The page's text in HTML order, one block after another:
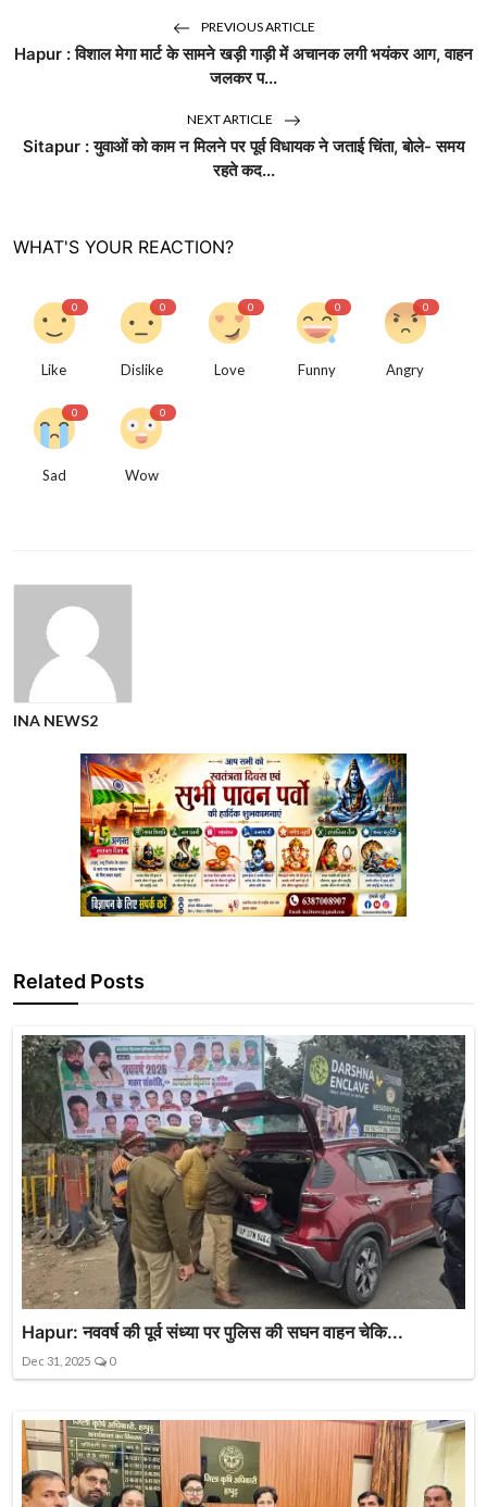
PREVIOUS ARTICLE
Hapur : विशाल मेगा मार्ट के सामने खड़ी गाड़ी में अचानक लगी भयंकर आग, वाहन
जलकर प...
NEXT ARTICLE
Sitapur : युवाओं को काम न मिलने पर पूर्व विधायक ने जताई चिंता, बोले- समय
रहते कद...
WHAT'S YOUR REACTION?
0
Like
0
Dislike
0
Love
0
Funny
0
Angry
0
Sad
0
Wow
INA NEWS2
Related Posts
Hapur: नववर्ष की पूर्व संध्या पर पुलिस की सघन वाहन चेकि...
Dec 31, 2025 0